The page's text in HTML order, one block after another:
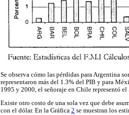
Se observa cómo las pérdidas para Argentina
representaron más del 1.3% del PIB y para
1995 y 2000, el señoraje en Chile representó
Existe otro costo de una sola vez que debe
con el dólar. En la Gráfica 2 se muestran los